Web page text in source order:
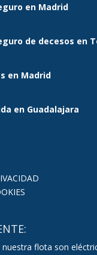
en Madrid
de decesos en
en Madrid
en Guadalajara
nuestra flota son